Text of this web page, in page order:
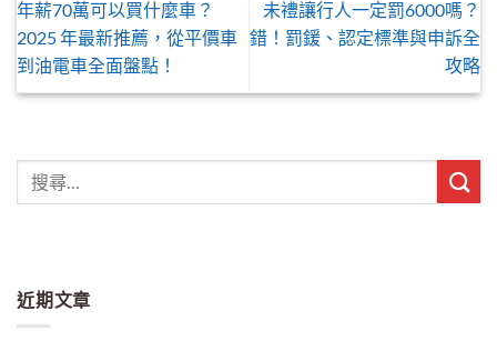
年薪70萬可以買什麼車？
2025 年最新推薦，從平價車
到油電車全面盤點！
未禮讓行人一定罰6000嗎？
錯！罰鍰、認定標準與申訴全
攻略
近期文章